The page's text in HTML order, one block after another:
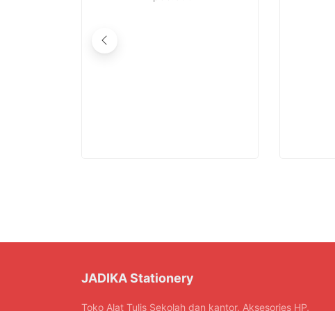
JADIKA Stationery
Toko Alat Tulis Sekolah dan kantor, Aksesories HP,